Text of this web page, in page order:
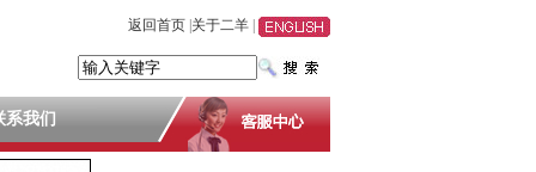
返回首页 关于二羊
系我们